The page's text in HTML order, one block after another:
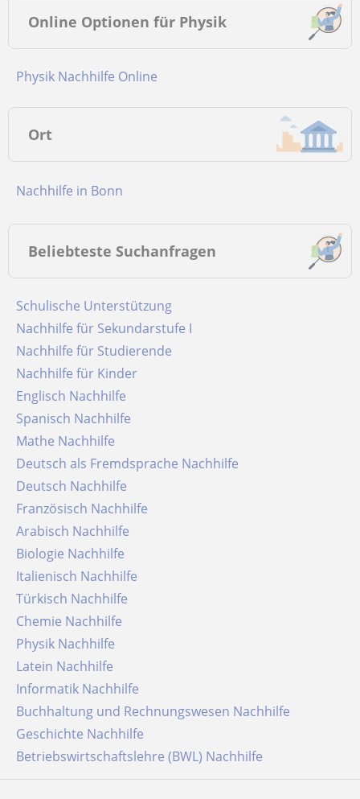
Online Optionen für Physik
Physik Nachhilfe Online
Ort
Nachhilfe in Bonn
Beliebteste Suchanfragen
Schulische Unterstützung
Nachhilfe für Sekundarstufe I
Nachhilfe für Studierende
Nachhilfe für Kinder
Englisch Nachhilfe
Spanisch Nachhilfe
Mathe Nachhilfe
Deutsch als Fremdsprache Nachhilfe
Deutsch Nachhilfe
Französisch Nachhilfe
Arabisch Nachhilfe
Biologie Nachhilfe
Italienisch Nachhilfe
Türkisch Nachhilfe
Chemie Nachhilfe
Physik Nachhilfe
Latein Nachhilfe
Informatik Nachhilfe
Buchhaltung und Rechnungswesen Nachhilfe
Geschichte Nachhilfe
Betriebswirtschaftslehre (BWL) Nachhilfe